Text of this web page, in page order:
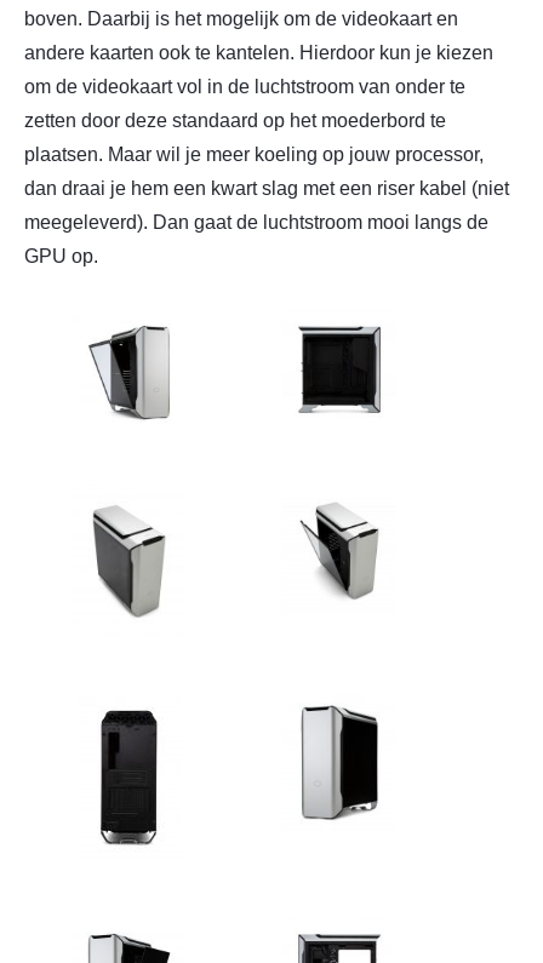
boven. Daarbij is het mogelijk om de videokaart en
andere kaarten ook te kantelen. Hierdoor kun je kiezen
om de videokaart vol in de luchtstroom van onder te
zetten door deze standaard op het moederbord te
plaatsen. Maar wil je meer koeling op jouw processor,
dan draai je hem een kwart slag met een riser kabel (niet
meegeleverd). Dan gaat de luchtstroom mooi langs de
GPU op.